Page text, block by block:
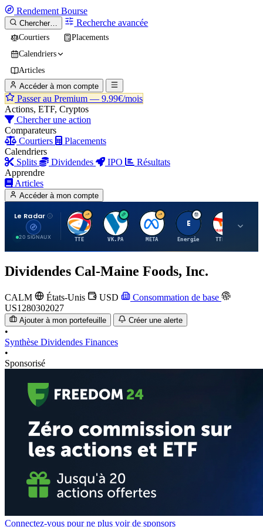
Rendement Bourse
Chercher… Recherche avancée
Courtiers
Placements
Calendriers
Articles
Accéder à mon compte
Passer au Premium — 9.99€/mois
Actions, ETF, Cryptos
Chercher une action
Comparateurs
Courtiers
Placements
Calendriers
Splits
Dividendes IPO
Résultats
Apprendre
Articles
Accéder à mon compte
Le Radar
20 SIGNAUX
T
TTE
V
VK.PA
M
META
E
Energie
T
TTE.PA
Dividendes Cal-Maine Foods, Inc.
CALM États-Unis USD
Consommation de base
US1280302027
Ajouter à mon portefeuille Créer une alerte
•
Synthèse Dividendes Finances
•
Sponsorisé
Connectez-vous pour ne plus voir de sponsors